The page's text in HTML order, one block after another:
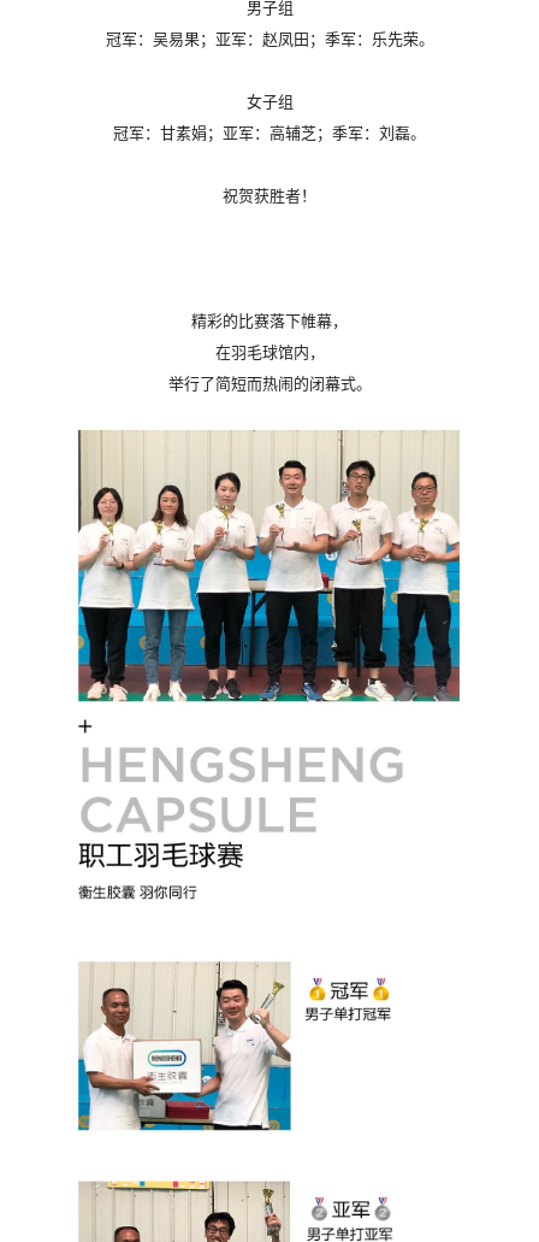
男子组
冠军：吴易果；亚军：赵凤田；季军：乐先荣。
女子组
冠军：甘素娟；亚军：高辅芝；季军：刘磊。
祝贺获胜者！
精彩的比赛落下帷幕，
在羽毛球馆内，
举行了简短而热闹的闭幕式。